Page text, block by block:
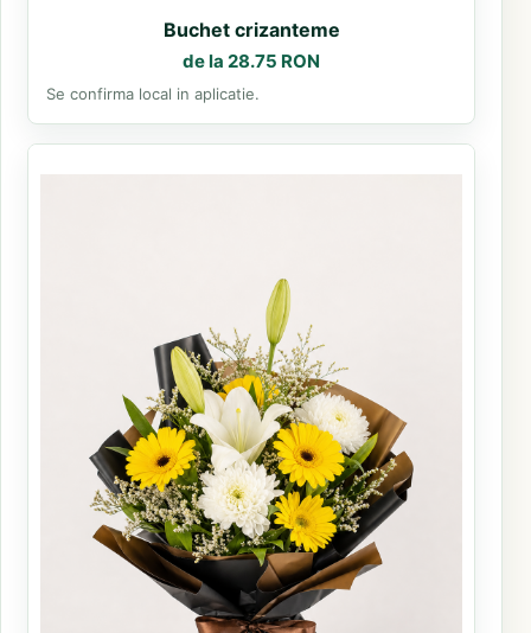
Buchet crizanteme
de la 28.75 RON
Se confirma local in aplicatie.